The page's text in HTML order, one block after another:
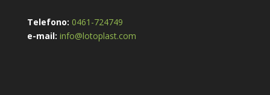
Telefono: 0461-724749
e-mail: info@lotoplast.com